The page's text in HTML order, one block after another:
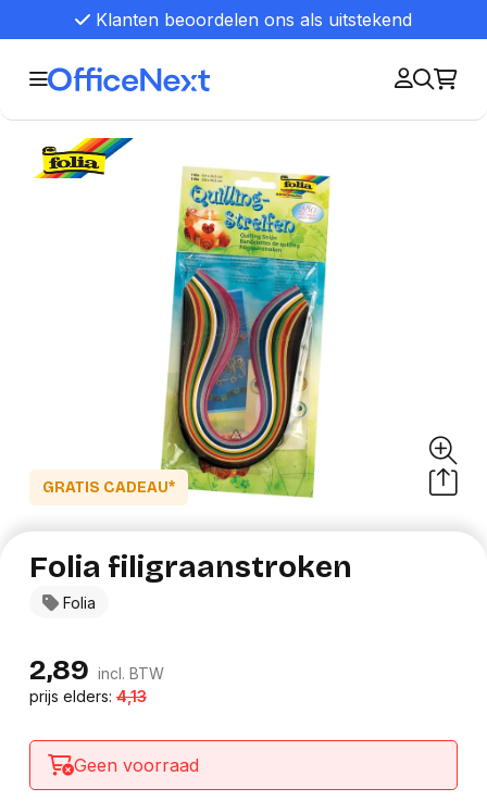
Klanten beoordelen ons als uitstekend
GRATIS CADEAU*
Folia
Folia filigraanstroken
2,89 incl. BTW
prijs elders:4,13
Geen voorraad